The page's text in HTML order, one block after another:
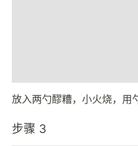
放入两勺醪糟，小火烧，用
步骤 3